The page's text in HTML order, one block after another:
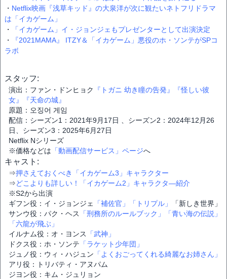
・ Netflix映画『浅草キッド』の大泉洋が次に観たいネトフリドラマ
は「イカゲーム」
・
「イカゲーム」イ・ジョンジェもプレゼンターとして出演決定
・
『2021MAMA』 ITZY＆「イカゲーム」悪役のホ・ソンテがSPコ
ラボ
スタッフ:
演出：ファン・ドンヒョク 『トガニ 幼き瞳の告発』
『怪しい彼
女』
『天命の城』
原題：오징어 게임
配信：シーズン1：2021年9月17日 、シーズン2：2024年12月26
日、シーズン3：2025年6月27日
Netflix Nシリーズ
※価格などは 「動画配信サービス」ページへ
キャスト:
⇒押さえておくべき「イカゲーム3」キャラクター
⇒どこよりも詳しい！「イカゲーム2」キャラクタ―紹介
※S2から出演
ギフン役：イ・ジョンジェ
「補佐官」 「トリプル」
「新しき世界」
サンウ役：パク・ヘス
「刑務所のルールブック」
「青い海の伝説」
「六龍が飛ぶ」
イルナム役：オ・ヨンス
「武神」
ドクス役：ホ・ソンテ 「ラケット少年団」
ジュノ役：ウィ・ハジュン 「よくおごってくれる綺麗なお姉さん」
アリ役：トリバティ・アヌパム
ジヨン役：キム・ジュリョン